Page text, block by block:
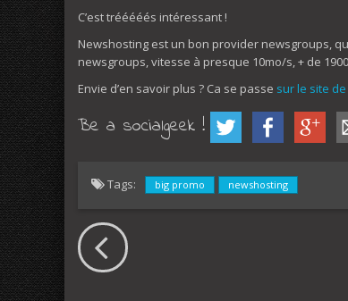
C’est trééééés intéressant !
Newshosting est un bon provider newsgroups,
newsgroups, vitesse à presque 10mo/s, + de
Envie d’en savoir plus ? Ca se passe sur le site
Be a socialgeek !
Tags: big promo newshosting